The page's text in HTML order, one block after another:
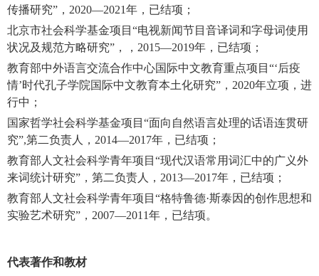
传播研究”，2020—2021年，已结项；
北京市社会科学基金项目“电视新闻节目音译词和字母词使用
状况及规范方略研究”，，2015—2019年，已结项；
教育部中外语言交流合作中心国际中文教育重点项目“‘后疫
情’时代孔子学院国际中文教育本土化研究”，2020年立项，进
行中；
国家哲学社会科学基金项目“面向自然语言处理的话语连贯研
究”,第二负责人，2014—2017年，已结项；
教育部人文社会科学青年项目“现代汉语常用词汇中的广义外
来词统计研究”，第二负责人，2013—2017年，已结项；
教育部人文社会科学青年项目“格特鲁德·斯泰因的创作思想和
实验艺术研究”，2007—2011年，已结项。
代表著作和教材